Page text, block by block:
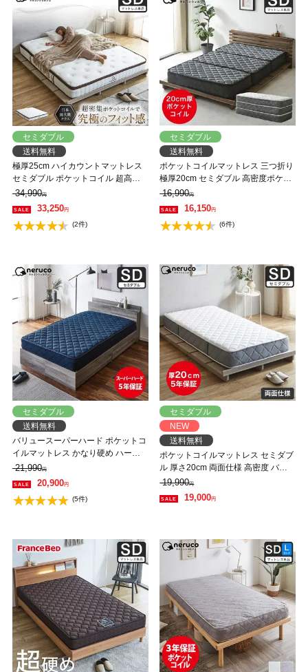
セミダブル
送料無料
極厚25cm ハイカウントマットレス
セミダブル ポケットコイル 超高密
度 3ゾーン 高反発 硬め 抗菌 防ダニ
防臭 消臭 ハイカウント コイル数
2109個 マットレス
34,990円
33,250円
(2件)
セミダブル
送料無料
ポケットコイルマットレス 三つ折り
極厚20cm セミダブル 高密度ポケッ
トコイル 抗菌防臭 防ダニ 帝人マイ
ティトップ2 圧縮ロール ソファにな
るマットレス
16,990円
16,150円
(6件)
セミダブル
送料無料
バリュースーパーハード ポケットコ
イルマットレス かなり硬め ハード
マットレス セミダブル 3Dメッシュ
neruco オリジナルマットレス マッ
トレス ベットマット ポケットコイ
ル マット 帝人マイティトップ 抗菌
21,990円
20,900円
(5件)
セミダブル
NEW
送料無料
ポケットコイルマットレス セミダブ
ル 厚さ20cm 両面仕様 高密度 バリ
ューマットレス ネルコンシェルジュ
マットレス 抗菌防臭 防ダニ
19,990円
19,000円